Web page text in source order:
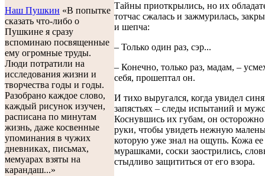
Наш Пушкин «В попытке
сказать что-либо о
Пушкине я сразу
вспоминаю посвященные
ему огромные труды.
Люди потратили на
исследования жизни и
творчества годы и годы.
Разобрано каждое слово,
каждый рисунок изучен,
расписана по минутам
жизнь, даже косвенные
упоминания в чужих
дневниках, письмах,
мемуарах взяты на
карандаш...»
Тайны приоткрылись, но их
тотчас сжалась и зажмурилась,
и шепча:
– Только один раз, сэр...
– Конечно, только раз, мадам, –
себя, прошептал он.
И тихо выругался, когда увидел
запястьях – следы испытаний и
Коснувшись их губам, он осторожно
руки, чтобы увидеть нежную
которую уже знал на ощупь. Кожа
мурашками, соски заострились,
стыдливо защититься от его взора.